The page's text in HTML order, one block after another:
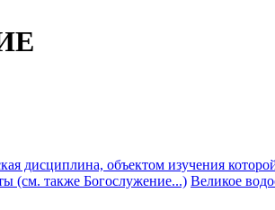
дисциплина, объектом изучения
(см. также Богослужение...) Великое